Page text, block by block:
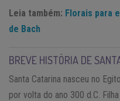
Leia também: Florais para
de Bach
BREVE HISTÓRIA DE
Santa Catarina nasceu no
por volta do ano 300 d.C.